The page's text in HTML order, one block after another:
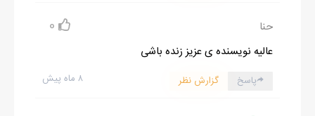
حنا 0
عالیه نویسنده ی عزیز زنده باشی
۸ ماه پیش پاسخ گزارش نظر